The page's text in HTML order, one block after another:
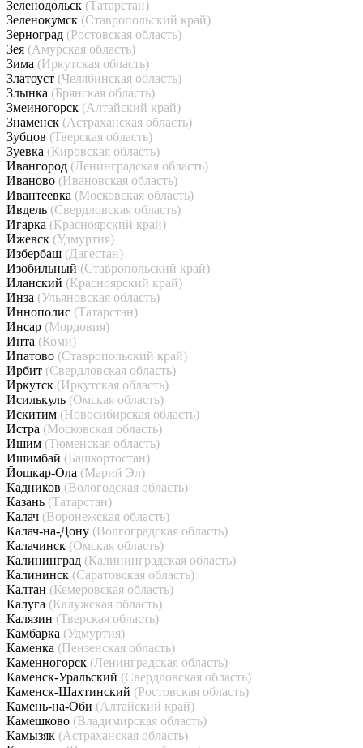
Зеленодольск (Татарстан)
Зеленокумск (Ставропольский край)
Зерноград (Ростовская область)
Зея (Амурская область)
Зима (Иркутская область)
Златоуст (Челябинская область)
Злынка (Брянская область)
Змеиногорск (Алтайский край)
Знаменск (Астраханская область)
Зубцов (Тверская область)
Зуевка (Кировская область)
Ивангород (Ленинградская область)
Иваново (Ивановская область)
Ивантеевка (Московская область)
Ивдель (Свердловская область)
Игарка (Красноярский край)
Ижевск (Удмуртия)
Избербаш (Дагестан)
Изобильный (Ставропольский край)
Иланский (Красноярский край)
Инза (Ульяновская область)
Иннополис (Татарстан)
Инсар (Мордовия)
Инта (Коми)
Ипатово (Ставропольский край)
Ирбит (Свердловская область)
Иркутск (Иркутская область)
Исилькуль (Омская область)
Искитим (Новосибирская область)
Истра (Московская область)
Ишим (Тюменская область)
Ишимбай (Башкортостан)
Йошкар-Ола (Марий Эл)
Кадников (Вологодская область)
Казань (Татарстан)
Калач (Воронежская область)
Калач-на-Дону (Волгоградская область)
Калачинск (Омская область)
Калининград (Калининградская область)
Калининск (Саратовская область)
Калтан (Кемеровская область)
Калуга (Калужская область)
Калязин (Тверская область)
Камбарка (Удмуртия)
Каменка (Пензенская область)
Каменногорск (Ленинградская область)
Каменск-Уральский (Свердловская область)
Каменск-Шахтинский (Ростовская область)
Камень-на-Оби (Алтайский край)
Камешково (Владимирская область)
Камызяк (Астраханская область)